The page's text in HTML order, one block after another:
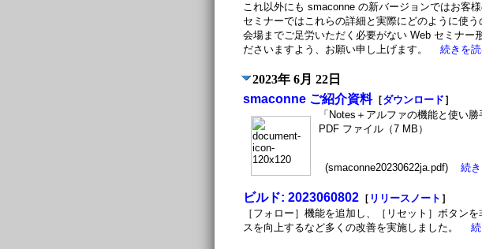
これ以外にも smaconne の新バージョンではお客
セミナーではこれらの詳細と実際にどのように使
会場までご足労いただく必要がない Web セミナー
ださいますよう、お願い申し上げます。 続きを
2023年 6月 22日
smaconne ご紹介資料［ダウンロード ］
「Notes＋アルファの機能と使い
PDF ファイル（7 MB）
(smaconne20230622ja.pdf) 続き
ビルド: 2023060802 ［ リリースノート ］
［フォロー］機能を追加し、［リセット］ボタン
スを向上するなど多くの改善を実施しました。